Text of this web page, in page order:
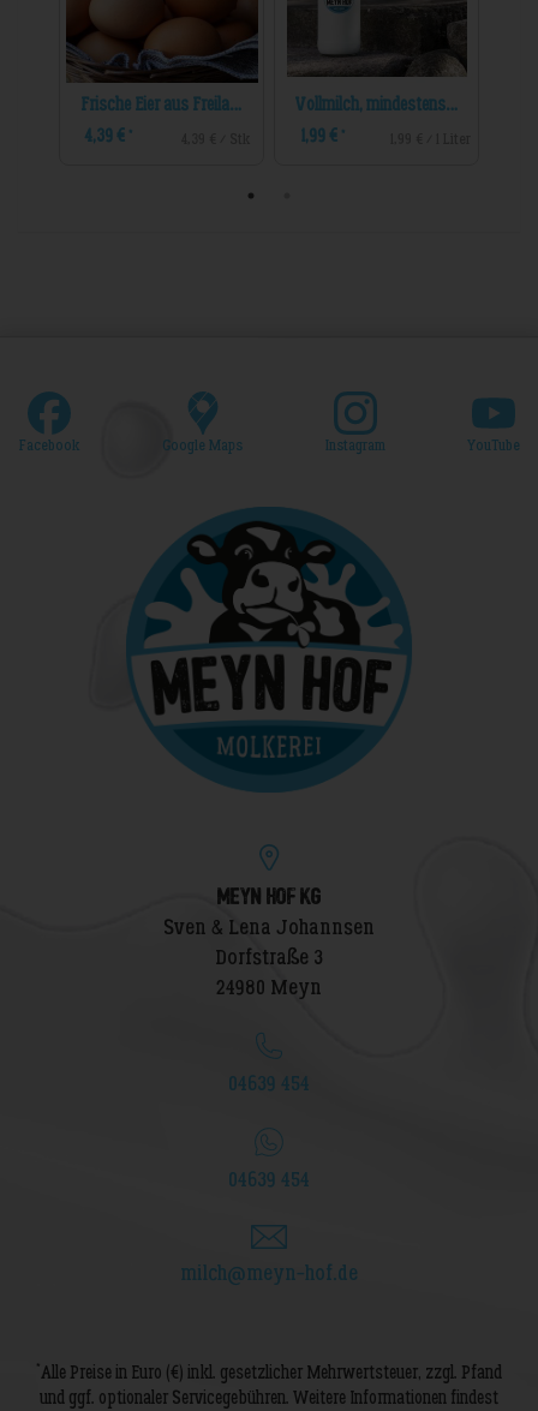
Frische Eier aus Freilandhaltung 10er
4,39 € *
Vollmilch, mindestens 3,8% Fett
1,99 € *
Facebook Google Maps Instagram YouTube
MEYN HOF KG
Sven & Lena Johannsen
Dorfstraße 3
24980 Meyn
04639 454
04639 454
milch@meyn-hof.de
*Alle Preise in Euro (€) inkl. gesetzlicher Mehrwertsteuer, zzgl. Pfand
und ggf. optionaler Servicegebühren. Weitere Informationen findest